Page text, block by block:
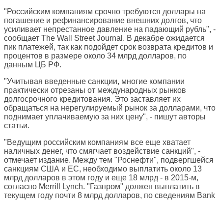
"Российским компаниям срочно требуются доллары на
погашение и рефинансирование внешних долгов, что
усиливает непрестанное давление на падающий рубль", -
сообщает The Wall Street Journal . В декабре ожидается
пик платежей, так как подойдет срок возврата кредитов и
процентов в размере около 34 млрд долларов, по
данным ЦБ РФ.
"Учитывая введенные санкции, многие компании
практически отрезаны от международных рынков
долгосрочного кредитования. Это заставляет их
обращаться на нерегулируемый рынок за долларами, что
поднимает уплачиваемую за них цену", - пишут авторы
статьи.
"Ведущим российским компаниям все еще хватает
наличных денег, что смягчает воздействие санкций", -
отмечает издание. Между тем "Роснефти", подвергшейся
санкциям США и ЕС, необходимо выплатить около 13
млрд долларов в этом году и еще 18 млрд - в 2015-м,
согласно Merrill Lynch. "Газпром" должен выплатить в
текущем году почти 8 млрд долларов, по сведениям Bank